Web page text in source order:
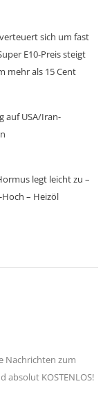
sich um fast
E10-Preis steigt
mehr als 15 Cent
auf USA/Iran-
legt leicht zu –
Hoch – Heizöl
Nachrichten zum
absolut KOSTENLOS!